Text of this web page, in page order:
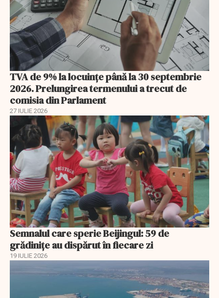
TVA de 9% la locuințe până la 30 septembrie
2026. Prelungirea termenului a trecut de
comisia din Parlament
27 IULIE 2026
Semnalul care sperie Beijingul: 59 de
grădinițe au dispărut în fiecare zi
19 IULIE 2026